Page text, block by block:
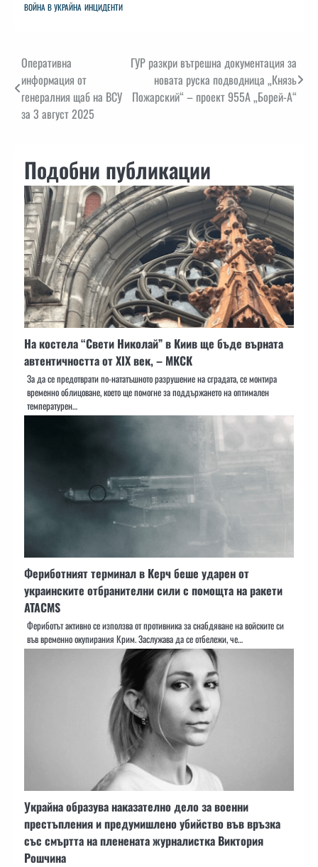
ВОЙНА В УКРАЙНА ИНЦИДЕНТИ
Навигация
Оперативна
информация от
генералния щаб на ВСУ
за 3 август 2025
ГУР разкри вътрешна документация за
новата руска подводница „Князь
Пожарский“ – проект 955А „Борей-А“
Подобни публикации
На костела “Свети Николай” в Киив ще бъде върната
автентичността от XIX век, – МКСК
За да се предотврати по-нататъшното разрушение на сградата, се монтира
временно облицоване, което ще помогне за поддържането на оптимален
температурен…
Фериботният терминал в Керч беше ударен от
украинските отбранителни сили с помощта на ракети
ATACMS
Фериботът активно се използва от противника за снабдяване на войските си
във временно окупирания Крим. Заслужава да се отбележи, че…
Украйна образува наказателно дело за военни
престъпления и предумишлено убийство във връзка
със смъртта на пленената журналистка Виктория
Рошчина